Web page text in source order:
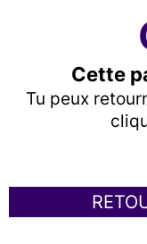
Cette
Tu peux